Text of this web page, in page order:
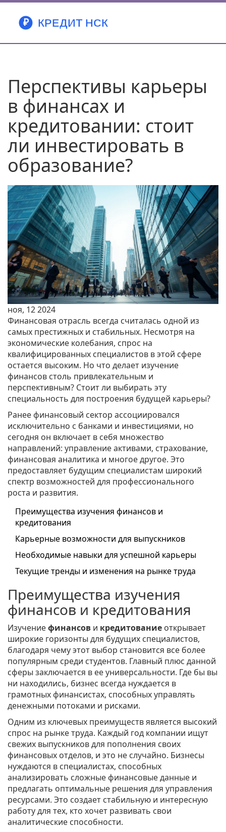
Перспективы карьеры
в финансах и
кредитовании: стоит
ли инвестировать в
образование?
ноя, 12 2024
Финансовая отрасль всегда считалась одной из
самых престижных и стабильных. Несмотря на
экономические колебания, спрос на
квалифицированных специалистов в этой сфере
остается высоким. Но что делает изучение
финансов столь привлекательным и
перспективным? Стоит ли выбирать эту
специальность для построения будущей карьеры?
Ранее финансовый сектор ассоциировался
исключительно с банками и инвестициями, но
сегодня он включает в себя множество
направлений: управление активами, страхование,
финансовая аналитика и многое другое. Это
предоставляет будущим специалистам широкий
спектр возможностей для профессионального
роста и развития.
Преимущества изучения финансов и
кредитования
Карьерные возможности для выпускников
Необходимые навыки для успешной карьеры
Текущие тренды и изменения на рынке труда
Преимущества изучения
финансов и кредитования
Изучениефинансов и кредитование открывает
широкие горизонты для будущих специалистов,
благодаря чему этот выбор становится все более
популярным среди студентов. Главный плюс данной
сферы заключается в ее универсальности. Где бы вы
ни находились, бизнес всегда нуждается в
грамотных финансистах, способных управлять
денежными потоками и рисками.
Одним из ключевых преимуществ является высокий
спрос на рынке труда. Каждый год компании ищут
свежих выпускников для пополнения своих
финансовых отделов, и это не случайно. Бизнесы
нуждаются в специалистах, способных
анализировать сложные финансовые данные и
предлагать оптимальные решения для управления
ресурсами. Это создает стабильную и интересную
работу для тех, кто хочет развивать свои
аналитические способности.